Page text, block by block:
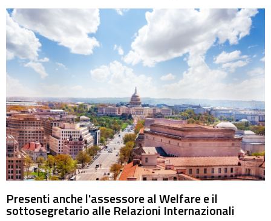
Presenti anche l'assessore al Welfare e il
sottosegretario alle Relazioni Internazionali